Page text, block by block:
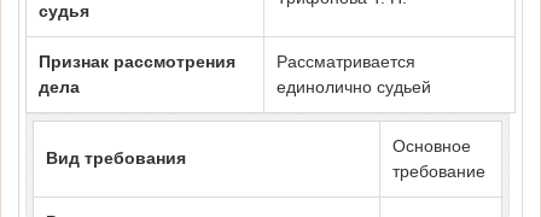
судья
Признак рассмотрения
дела
Рассматривается
единолично судьей
Вид требования
Основное
требование